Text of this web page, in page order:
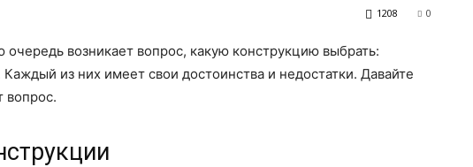
0
1208
возникает вопрос, какую конструкцию выбрать:
из них имеет свои достоинства и недостатки. Давайте
вопрос.